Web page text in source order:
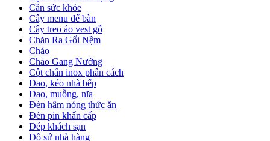
Cân sức khỏe
Cây menu để bàn
Cây treo áo vest gỗ
Chăn Ra Gối Nệm
Chảo
Chảo Gang Nướng
Cột chắn inox phân cách
Dao, kéo nhà bếp
Dao, muỗng, nĩa
Đèn hâm nóng thức ăn
Đèn pin khẩn cấp
Dép khách sạn
Đồ sứ nhà hàng